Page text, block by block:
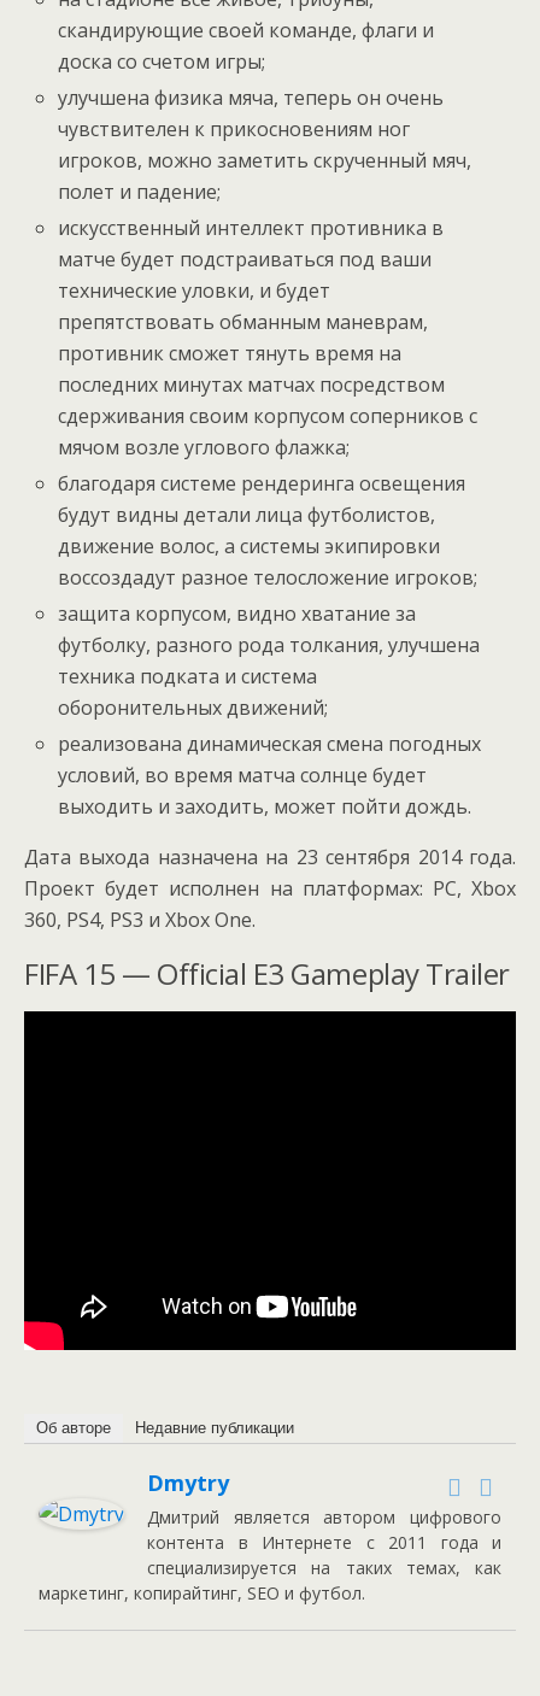
скандирующие своей команде, флаги и
доска со счетом игры;
улучшена физика мяча, теперь он очень
чувствителен к прикосновениям ног
игроков, можно заметить скрученный мяч,
полет и падение;
искусственный интеллект противника в
матче будет подстраиваться под ваши
технические уловки, и будет
препятствовать обманным маневрам,
противник сможет тянуть время на
последних минутах матчах посредством
сдерживания своим корпусом соперников с
мячом возле углового флажка;
благодаря системе рендеринга освещения
будут видны детали лица футболистов,
движение волос, а системы экипировки
воссоздадут разное телосложение игроков;
защита корпусом, видно хватание за
футболку, разного рода толкания, улучшена
техника подката и система
оборонительных движений;
реализована динамическая смена погодных
условий, во время матча солнце будет
выходить и заходить, может пойти дождь.
Дата выхода назначена на 23 сентября 2014 года.
Проект будет исполнен на платформах: PC, Xbox
360, PS4, PS3 и Xbox One.
FIFA 15 — Official E3 Gameplay Trailer
Об авторе Недавние публикации
Dmytry
Дмитрий является автором цифрового
контента в Интернете с 2011 года и
специализируется на таких темах, как
маркетинг, копирайтинг, SEO и футбол.